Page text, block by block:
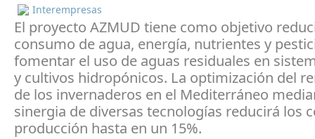
Interempresas
El proyecto AZMUD tiene como objetivo
consumo de agua, energía, nutrientes y
fomentar el uso de aguas residuales en
y cultivos hidropónicos. La optimización del
de los invernaderos en el Mediterráneo
sinergia de diversas tecnologías reducirá los
producción hasta en un 15%.